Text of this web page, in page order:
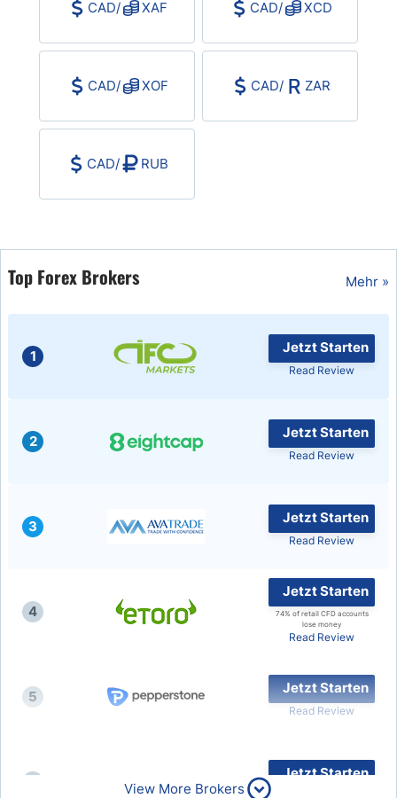
CAD/ XAF CAD/ XCD
CAD/ XOF CAD/ ZAR
CAD/ RUB
Top Forex Brokers Mehr »
1
Jetzt Starten
Read Review
2
Jetzt Starten
Read Review
3
Jetzt Starten
Read Review
4
Jetzt Starten
74% of retail CFD accounts
lose money
Read Review
5
Jetzt Starten
Read Review
Jetzt Starten
View More Brokers